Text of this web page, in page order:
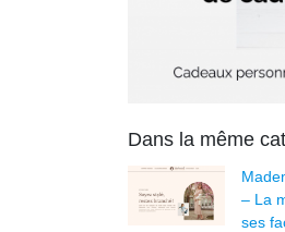
Dans la même
– La
ses